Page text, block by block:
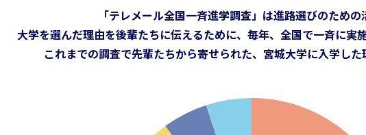
「テレメール全国一斉進学調査」は進路選びのための
大学を選んだ理由を後輩たちに伝えるために、 毎年、全国で一斉に実
これまでの調査で先輩たちから寄せられた、 宮城大学に入学した